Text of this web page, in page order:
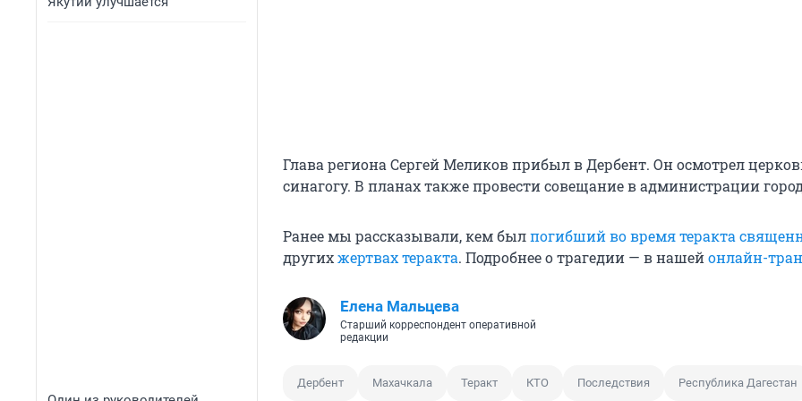
Глава региона Сергей Меликов прибыл в Дербент. Он осмотрел
синагогу. В планах также провести совещание в администрации
Ранее мы рассказывали, кем былпогибший во время теракта
другихжертвах теракта. Подробнее о трагедии — в нашейонлайн-
Елена Мальцева
Старший корреспондент оперативной
редакции
Дербент Махачкала Теракт КТО Последствия Республика Дагестан